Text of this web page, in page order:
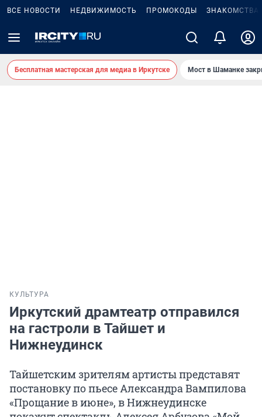
ВСЕ НОВОСТИ НЕДВИЖИМОСТЬ ПРОМОКОДЫ ЗНАКОМСТВА
Бесплатная мастерская для медиа в Иркутске Мост в Шаманке
КУЛЬТУРА
Иркутский драмтеатр отправился
на гастроли в Тайшет и
Нижнеудинск
Тайшетским зрителям артисты представят
постановку по пьесе Александра Вампилова
«Прощание в июне», в Нижнеудинске